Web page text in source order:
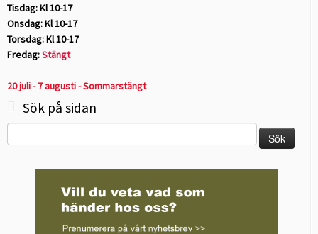
Tisdag: Kl 10-17
Onsdag: Kl 10-17
Torsdag: Kl 10-17
Fredag:Stängt
20 juli - 7 augusti - Sommarstängt
Sök på sidan
efter: